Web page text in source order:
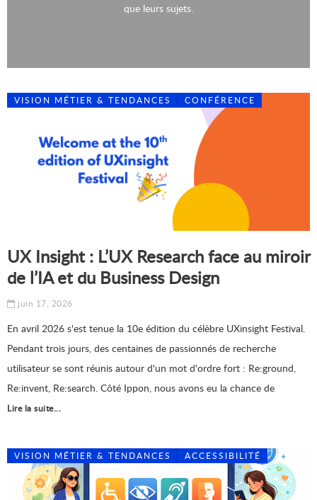
que leurs sujets.
VISION MÉTIER & TENDANCES CONFÉRENCE
UX Insight : L’UX Research face au miroir
de l’IA et du Business Design
juin 17, 2026
En avril 2026 s'est tenue la 10e édition du célèbre UXinsight Festival.
Pendant trois jours, des centaines de passionnés de recherche
utilisateur se sont réunis autour d'un mot d'ordre fort : Re:ground,
Re:invent, Re:search. Côté Ippon, nous avons eu la chance de
Lire la suite...
VISION MÉTIER & TENDANCES ACCESSIBILITÉ